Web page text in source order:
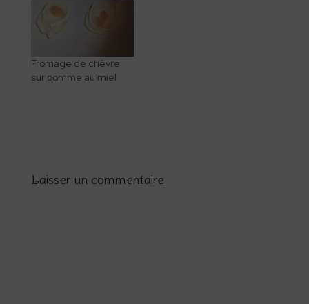
Fromage de chèvre
sur pomme au miel
Laisser un commentaire